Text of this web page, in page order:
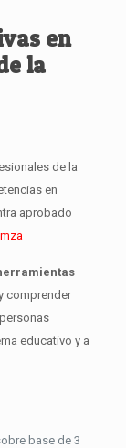
en
la
de la
en
aprobado
comprender
educativo y a
base de 3